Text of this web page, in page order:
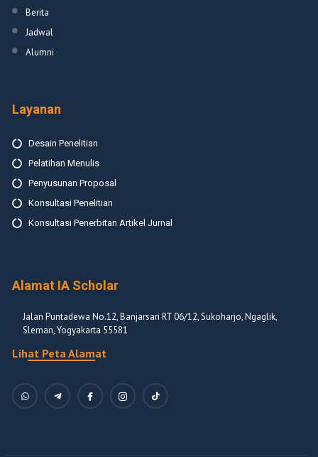
Berita
Jadwal
Alumni
Layanan
Desain Penelitian
Pelatihan Menulis
Penyusunan Proposal
Konsultasi Penelitian
Konsultasi Penerbitan Artikel Jurnal
Alamat IA Scholar
Jalan Puntadewa No.12, Banjarsari RT 06/12, Sukoharjo, Ngaglik,
Sleman, Yogyakarta 55581
Lihat Peta Alamat